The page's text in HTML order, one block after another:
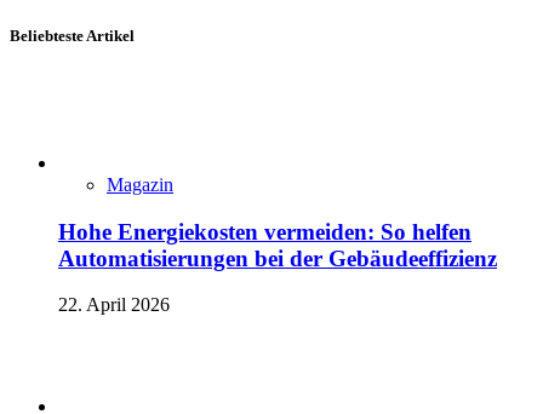
Beliebteste Artikel
Magazin
Hohe Energiekosten vermeiden: So helfen
Automatisierungen bei der Gebäudeeffizienz
22. April 2026